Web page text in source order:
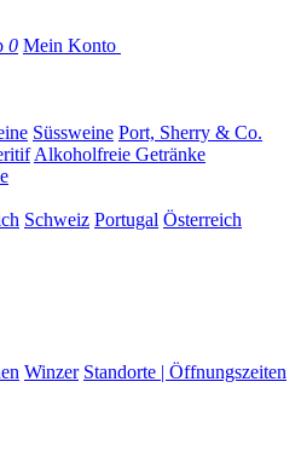
0 Mein Konto
Süssweine Port, Sherry & Co.
Alkoholfreie Getränke
Schweiz Portugal Österreich
Winzer Standorte | Öffnungszeiten